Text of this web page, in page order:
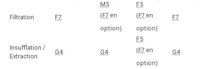
Filtration F7
M5
(F7en
option)
F5
(F7en
option)
F7
Insufflation /
Extraction
G4 G4
F5
(F7en
option)
G4